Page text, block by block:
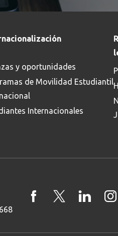
y oportunidades
de Movilidad Estudiantil
Internacionales